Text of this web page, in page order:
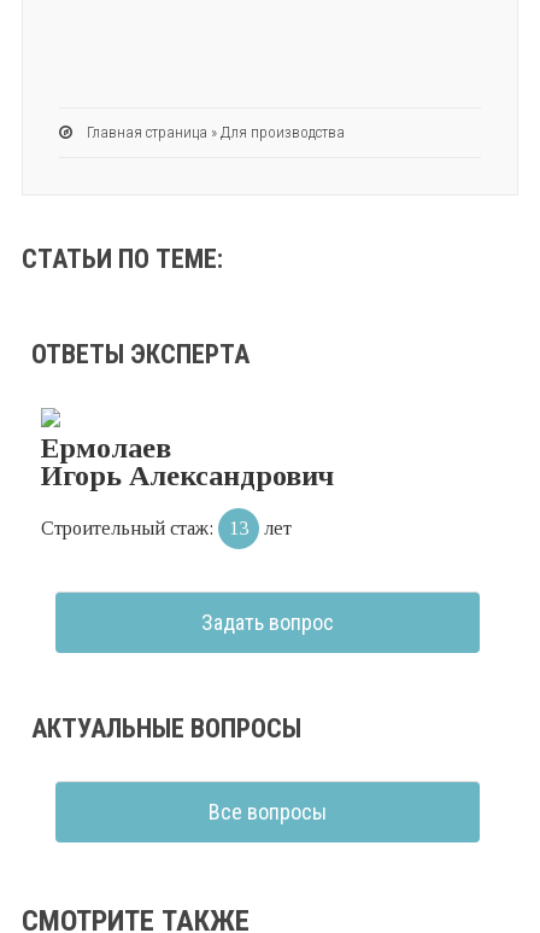
Главная страница » Для производства
СТАТЬИ ПО ТЕМЕ:
ОТВЕТЫ ЭКСПЕРТА
Ермолаев
Игорь Александрович
Строительный стаж: 13 лет
Задать вопрос
АКТУАЛЬНЫЕ ВОПРОСЫ
Все вопросы
СМОТРИТЕ ТАКЖЕ